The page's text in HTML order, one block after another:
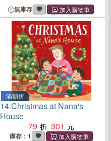
無庫存
滿額折
14.Christmas at Nana's
House
79
301
庫存：1